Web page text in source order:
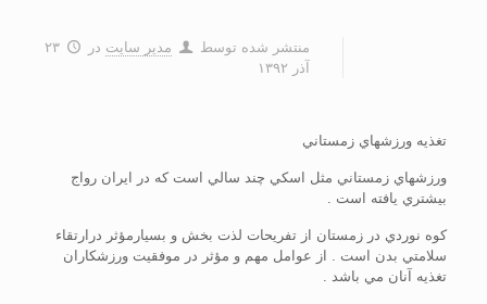
منتشر شده توسط مدیر سایت در
۲۳
آذر ۱۳۹۲
تغذيه ورزشهاي زمستاني
ورزشهاي زمستاني مثل اسکي چند سالي است که در ايران رواج
بيشتري يافته است .
کوه نوردي در زمستان از تفريحات لذت بخش و بسيارمؤثر درارتقاء
سلامتي بدن است . از عوامل مهم و مؤثر در موفقيت ورزشکاران
تغذيه آنان مي باشد .